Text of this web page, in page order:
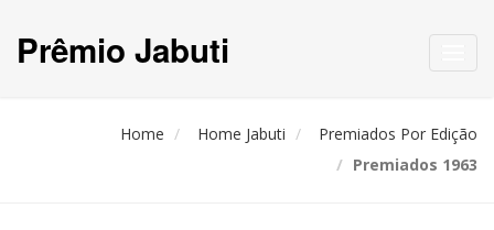
Prêmio Jabuti
Home Home Jabuti
Premiados Por Edição
Premiados 1963